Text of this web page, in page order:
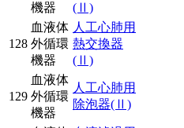
機器
(Ⅱ)
128
血液体
外循環
機器
人工心肺用
熱交換器
(Ⅱ)
129
血液体
外循環
機器
人工心肺用
除泡器(Ⅱ)